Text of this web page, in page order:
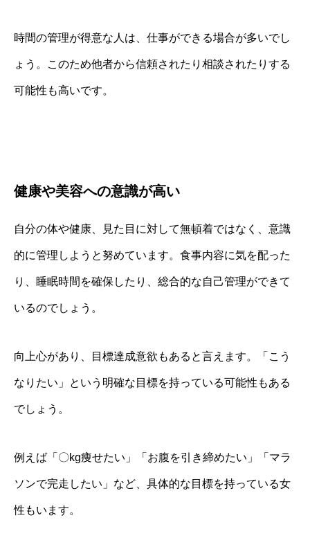
時間の管理が得意な人は、仕事ができる場合が多いでし
ょう。このため他者から信頼されたり相談されたりする
可能性も高いです。
健康や美容への意識が高い
自分の体や健康、見た目に対して無頓着ではなく、意識
的に管理しようと努めています。食事内容に気を配った
り、睡眠時間を確保したり、総合的な自己管理ができて
いるのでしょう。
向上心があり、目標達成意欲もあると言えます。「こう
なりたい」という明確な目標を持っている可能性もある
でしょう。
例えば「〇kg痩せたい」「お腹を引き締めたい」「マラ
ソンで完走したい」など、具体的な目標を持っている女
性もいます。